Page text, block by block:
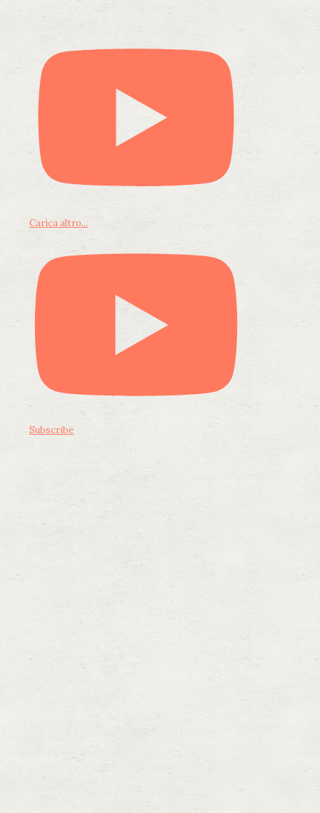
Carica altro...
Subscribe